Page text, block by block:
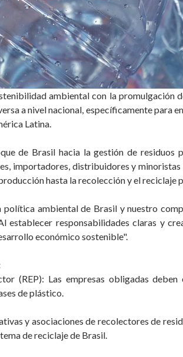
ambiental con la promulgación
a nivel nacional, específicamente para
Latina.
de Brasil hacia la gestión de
importadores, distribuidores y
hasta la recolección y el reciclaje
ambiental de Brasil y nuestro
responsabilidades claras y
económico sostenible".
(REP): Las empresas obligadas
de plástico.
y asociaciones de recolectores de
de reciclaje de Brasil.